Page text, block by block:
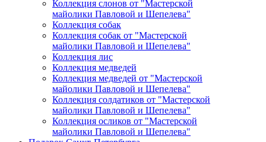
Коллекция слонов от "Мастерской
майолики Павловой и Шепелева"
Коллекция собак
Коллекция собак от "Мастерской
майолики Павловой и Шепелева"
Коллекция лис
Коллекция медведей
Коллекция медведей от "Мастерской
майолики Павловой и Шепелева"
Коллекция солдатиков от "Мастерской
майолики Павловой и Шепелева"
Коллекция осликов от "Мастерской
майолики Павловой и Шепелева"